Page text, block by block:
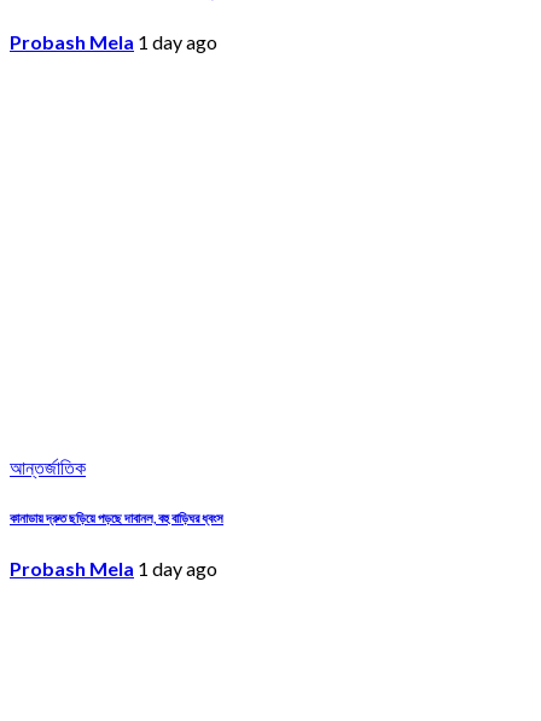
Probash Mela 1 day ago
আন্তর্জাতিক
কানাডায় দ্রুত ছড়িয়ে পড়ছে দাবানল, বহু বাড়িঘর ধ্বংস
Probash Mela 1 day ago